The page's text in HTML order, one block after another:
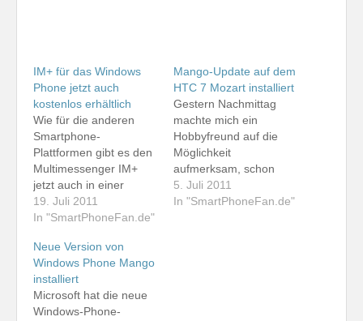
IM+ für das Windows
Phone jetzt auch
kostenlos erhältlich
Wie für die anderen
Smartphone-
Plattformen gibt es den
Multimessenger IM+
jetzt auch in einer
kostenlosen,
werbefinanzierten
die kostenpflichtige
Variante auf die Version
1.2 aktualisiert. Ich
habe die Aktualisierung
an meinem HTC 7
19. Juli 2011
In "SmartPhoneFan.de"
Mango-Update auf dem
HTC 7 Mozart installiert
Gestern Nachmittag
machte mich ein
Hobbyfreund auf die
Möglichkeit
aufmerksam, schon
jetzt auf dem Windows
Phone die aktuelle
5. Juli 2011
In "SmartPhoneFan.de"
Neue Version von
Windows Phone Mango
installiert
Microsoft hat die neue
Windows-Phone-